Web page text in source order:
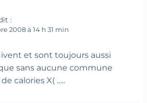
:
2008 à 14 h 31 min
et sont toujours aussi
sans aucune commune
calories X( …..